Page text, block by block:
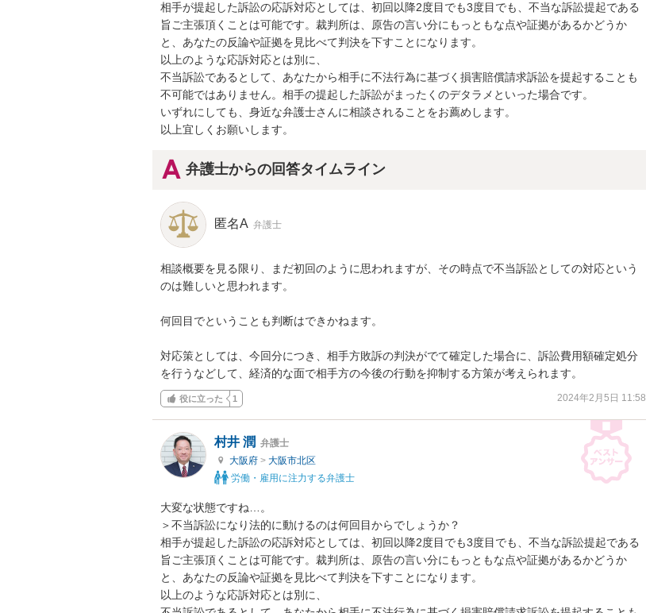
相手が提起した訴訟の応訴対応としては、初回以降2度目でも3度目でも、不当な訴訟提起である
旨ご主張頂くことは可能です。裁判所は、原告の言い分にもっともな点や証拠があるかどうか
と、あなたの反論や証拠を見比べて判決を下すことになります。
以上のような応訴対応とは別に、
不当訴訟であるとして、あなたから相手に不法行為に基づく損害賠償請求訴訟を提起することも
不可能ではありません。相手の提起した訴訟がまったくのデタラメといった場合です。
いずれにしても、身近な弁護士さんに相談されることをお薦めします。
以上宜しくお願いします。
弁護士からの回答タイムライン
匿名A 弁護士
相談概要を見る限り、まだ初回のように思われますが、その時点で不当訴訟としての対応という
のは難しいと思われます。
何回目でということも判断はできかねます。
対応策としては、今回分につき、相手方敗訴の判決がでて確定した場合に、訴訟費用額確定処分
を行うなどして、経済的な面で相手方の今後の行動を抑制する方策が考えられます。
役に立った 1 2024年2月5日 11:58
村井 潤 弁護士
大阪府 > 大阪市北区
労働・雇用に注力する弁護士
大変な状態ですね…。
＞不当訴訟になり法的に動けるのは何回目からでしょうか？
相手が提起した訴訟の応訴対応としては、初回以降2度目でも3度目でも、不当な訴訟提起である
旨ご主張頂くことは可能です。裁判所は、原告の言い分にもっともな点や証拠があるかどうか
と、あなたの反論や証拠を見比べて判決を下すことになります。
以上のような応訴対応とは別に、